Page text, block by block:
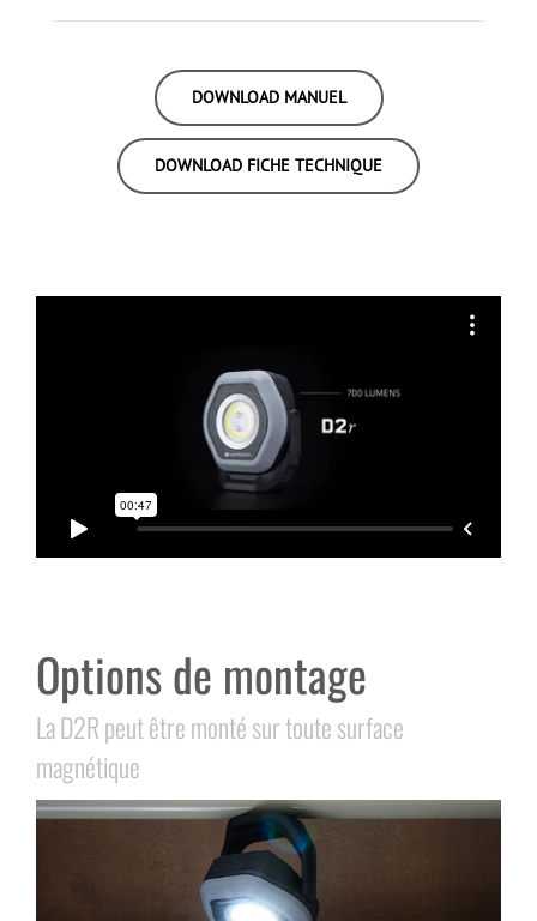
DOWNLOAD MANUEL
DOWNLOAD FICHE TECHNIQUE
Options de montage
La D2R peut être monté sur toute surface
magnétique